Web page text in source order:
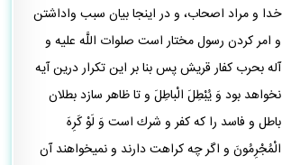
خدا و مراد اصحاب، و در اينجا بيان سبب واداشتن
و امر كردن رسول مختار است صلوات اللَّه عليه و
آله بحرب كفار قريش پس بنا بر اين تكرار درين آيه
نخواهد بود وَ يُبْطِلَ الْباطِلَ و تا ظاهر سازد بطلان
باطل و فاسد را كه كفر و شرك است وَ لَوْ كَرِهَ
الْمُجْرِمُونَ و اگر چه كراهت دارند و نميخواهند آن